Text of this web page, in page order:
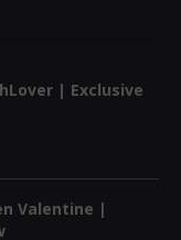
| Exclusive
Valentine |